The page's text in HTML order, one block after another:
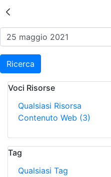
Risultati
Ricerca
Voci Risorse
Qualsiasi Risorsa
Contenuto Web (3)
Tag
Qualsiasi Tag